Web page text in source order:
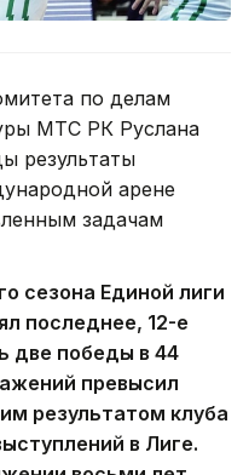
по делам
МТС РК Руслана
результаты
арене
задачам
сезона Единой лиги
последнее, 12-е
две победы в 44
превысил
результатом клуба
в Лиге.